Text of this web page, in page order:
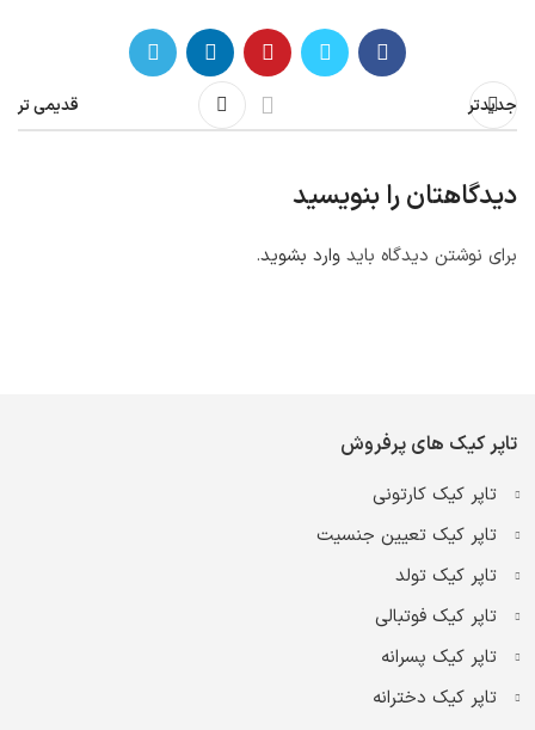
جدیدتر قدیمی تر
دیدگاهتان را بنویسید
برای نوشتن دیدگاه باید وارد بشوید.
تاپر کیک های پرفروش
تاپر کیک کارتونی
تاپر کیک تعیین جنسیت
تاپر کیک تولد
تاپر کیک فوتبالی
تاپر کیک پسرانه
تاپر کیک دخترانه